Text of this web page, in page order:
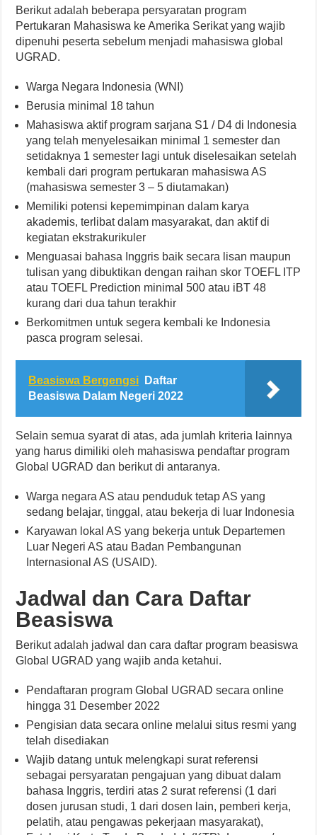
Berikut adalah beberapa persyaratan program
Pertukaran Mahasiswa ke Amerika Serikat yang wajib
dipenuhi peserta sebelum menjadi mahasiswa global
UGRAD.
Warga Negara Indonesia (WNI)
Berusia minimal 18 tahun
Mahasiswa aktif program sarjana S1 / D4 di Indonesia
yang telah menyelesaikan minimal 1 semester dan
setidaknya 1 semester lagi untuk diselesaikan setelah
kembali dari program pertukaran mahasiswa AS
(mahasiswa semester 3 – 5 diutamakan)
Memiliki potensi kepemimpinan dalam karya
akademis, terlibat dalam masyarakat, dan aktif di
kegiatan ekstrakurikuler
Menguasai bahasa Inggris baik secara lisan maupun
tulisan yang dibuktikan dengan raihan skor TOEFL ITP
atau TOEFL Prediction minimal 500 atau iBT 48
kurang dari dua tahun terakhir
Berkomitmen untuk segera kembali ke Indonesia
pasca program selesai.
Beasiswa Bergengsi
Daftar
Beasiswa Dalam Negeri 2022
Selain semua syarat di atas, ada jumlah kriteria lainnya
yang harus dimiliki oleh mahasiswa pendaftar program
Global UGRAD dan berikut di antaranya.
Warga negara AS atau penduduk tetap AS yang
sedang belajar, tinggal, atau bekerja di luar Indonesia
Karyawan lokal AS yang bekerja untuk Departemen
Luar Negeri AS atau Badan Pembangunan
Internasional AS (USAID).
Jadwal dan Cara Daftar
Beasiswa
Berikut adalah jadwal dan cara daftar program beasiswa
Global UGRAD yang wajib anda ketahui.
Pendaftaran program Global UGRAD secara online
hingga 31 Desember 2022
Pengisian data secara online melalui situs resmi yang
telah disediakan
Wajib datang untuk melengkapi surat referensi
sebagai persyaratan pengajuan yang dibuat dalam
bahasa Inggris, terdiri atas 2 surat referensi (1 dari
dosen jurusan studi, 1 dari dosen lain, pemberi kerja,
pelatih, atau pengawas pekerjaan masyarakat),